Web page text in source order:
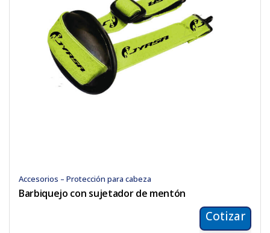
Accesorios – Protección para cabeza
Barbiquejo con sujetador de mentón
Cotizar